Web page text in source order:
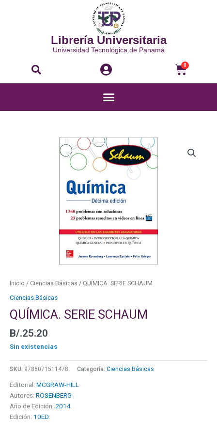
Librería Universitaria
Universidad Tecnológica de Panamá
Buscar 0
Menú
Inicio / Ciencias Básicas / QUÍMICA. SERIE SCHAUM
Ciencias Básicas
QUÍMICA. SERIE SCHAUM
B/.25.20
Sin existencias
SKU: 9786071511478 Categoría: Ciencias Básicas
Editorial: MCGRAW-HILL
Autores: ROSENBERG
Año de Edición: 2014
Edición: 10ED.